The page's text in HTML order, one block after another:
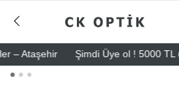
Ataşehir Şimdi Üye ol ! 5000 TL